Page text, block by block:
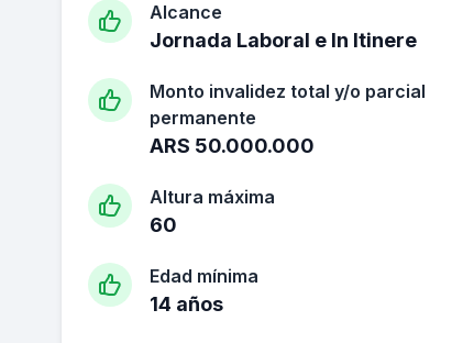
Alcance
Jornada Laboral e In Itinere
Monto invalidez total y/o parcial
permanente
ARS 50.000.000
Altura máxima
60
Edad mínima
14 años